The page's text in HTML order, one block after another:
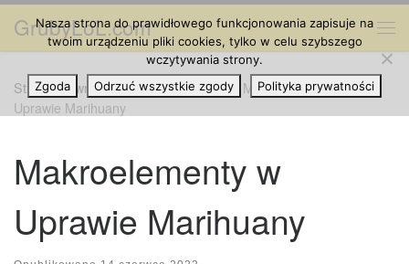
Przejdź do treści
GrubyLoL.com
Strona główna » Hodowla Marihuany » Makroelementy w
Uprawie Marihuany
Makroelementy w
Uprawie Marihuany
Nasza strona do prawidłowego funkcjonowania zapisuje na
twoim urządzeniu pliki cookies, tylko w celu szybszego
wczytywania strony.
Zgoda
Odrzuć wszystkie zgody Polityka prywatności